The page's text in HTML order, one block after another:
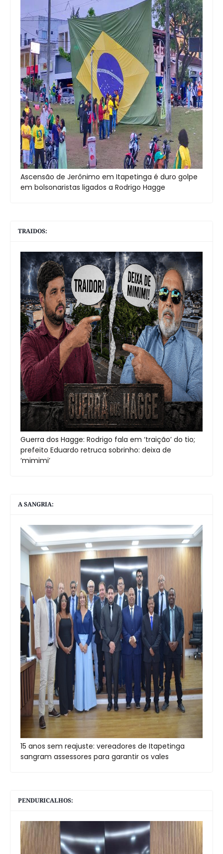
Ascensão de Jerônimo em Itapetinga é duro golpe
em bolsonaristas ligados a Rodrigo Hagge
TRAIDOS:
Guerra dos Hagge: Rodrigo fala em ‘traição’ do tio;
prefeito Eduardo retruca sobrinho: deixa de
‘mimimi’
A SANGRIA:
15 anos sem reajuste: vereadores de Itapetinga
sangram assessores para garantir os vales
PENDURICALHOS: